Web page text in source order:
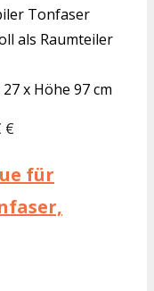
Tonfaser
als Raumteiler
x Höhe 97 cm
€
für